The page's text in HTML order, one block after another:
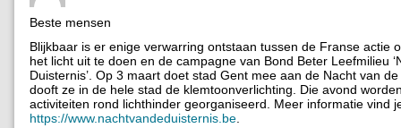
Beste mensen
Blijkbaar is er enige verwarring ontstaan tussen de Franse actie
het licht uit te doen en de campagne van Bond Beter Leefmilieu
Duisternis’. Op 3 maart doet stad Gent mee aan de Nacht van
dooft ze in de hele stad de klemtoonverlichting. Die avond
activiteiten rond lichthinder georganiseerd. Meer informatie vind
https://www.nachtvandeduisternis.be